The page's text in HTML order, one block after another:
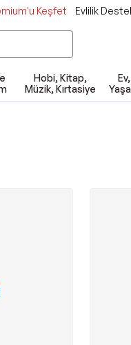
Keşfet Evlilik
Hobi, Kitap,
Müzik, Kırtasiye
Ev,